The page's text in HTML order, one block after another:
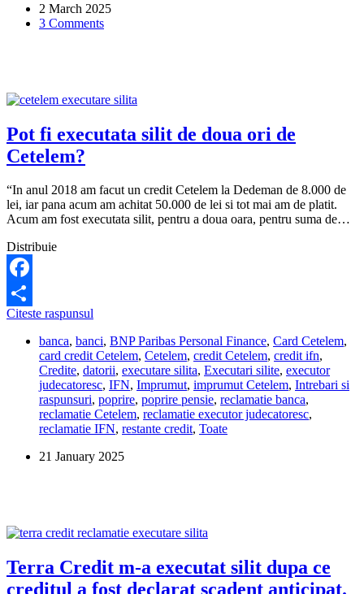
este
sub
2 March 2025
3 Comments
Pot fi executata silit de doua ori de
Cetelem?
“In anul 2018 am facut un credit Cetelem la Dedeman de 8.000 de
lei, iar pana acum am achitat 50.000 de lei si tot mai am de platit.
Acum am fost executata silit, pentru a doua oara, pentru suma de…
Distribuie
Facebook
Share
Citeste raspunsul
executata
silit
de
doua
ori
de
Cetelem?
banca, banci, BNP Paribas Personal Finance, Card Cetelem,
card credit Cetelem, Cetelem, credit Cetelem, credit ifn,
Credite, datorii, executare silita, Executari silite, executor
judecatoresc, IFN, Imprumut, imprumut Cetelem, Intrebari si
raspunsuri, poprire, poprire pensie, reclamatie banca,
reclamatie Cetelem, reclamatie executor judecatoresc,
reclamatie IFN, restante credit, Toate
21 January 2025
Terra Credit m-a executat silit dupa ce
creditul a fost declarat scadent anticipat.